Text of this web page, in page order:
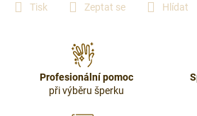
Tisk Zeptat se Hlídat
Profesionální pomoc
při výběru šperku